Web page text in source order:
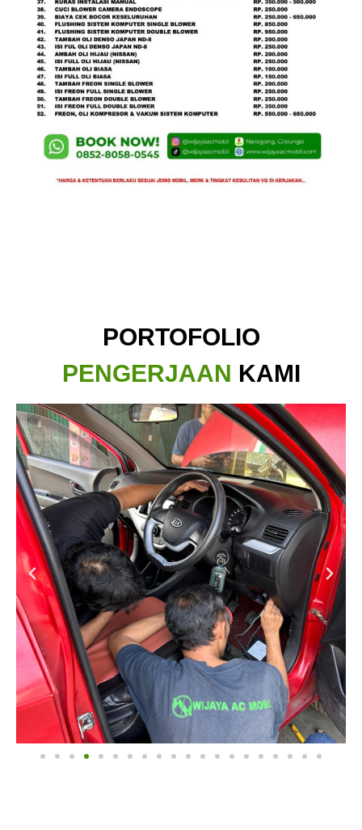
PORTOFOLIO
PENGERJAAN KAMI